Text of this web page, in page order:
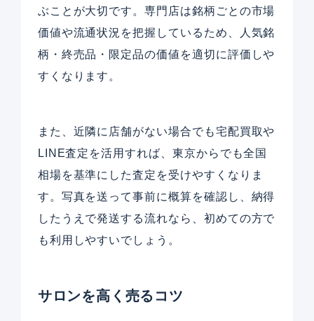
ぶことが大切です。専門店は銘柄ごとの市場
価値や流通状況を把握しているため、人気銘
柄・終売品・限定品の価値を適切に評価しや
すくなります。
また、近隣に店舗がない場合でも宅配買取や
LINE査定を活用すれば、東京からでも全国
相場を基準にした査定を受けやすくなりま
す。写真を送って事前に概算を確認し、納得
したうえで発送する流れなら、初めての方で
も利用しやすいでしょう。
サロンを高く売るコツ